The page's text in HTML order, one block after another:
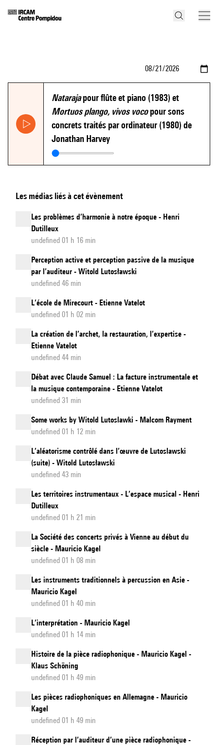
Natarajapour flûte et piano (1983) et
Mortuos plango, vivos vocopour sons
concrets traités par ordinateur (1980) de
Jonathan Harvey
Les médias liés à cet évènement
Les problèmes d’harmonie à notre époque - Henri
Dutilleux
undefined 01 h 16 min
Perception active et perception passive de la musique
par l’auditeur - Witold Lutosławski
undefined 46 min
L’école de Mirecourt - Etienne Vatelot
undefined 01 h 02 min
La création de l’archet, la restauration, l’expertise -
Etienne Vatelot
undefined 44 min
Débat avec Claude Samuel : La facture instrumentale et
la musique contemporaine - Etienne Vatelot
undefined 31 min
Some works by Witold Lutoslawki - Malcom Rayment
undefined 01 h 12 min
L’aléatorisme contrôlé dans l’œuvre de Lutoslawski
(suite) - Witold Lutosławski
undefined 43 min
Les territoires instrumentaux - L’espace musical - Henri
Dutilleux
undefined 01 h 21 min
La Société des concerts privés à Vienne au début du
siècle - Mauricio Kagel
undefined 01 h 08 min
Les instruments traditionnels à percussion en Asie -
Mauricio Kagel
undefined 01 h 40 min
L’interprétation - Mauricio Kagel
undefined 01 h 14 min
Histoire de la pièce radiophonique - Mauricio Kagel -
Klaus Schöning
undefined 01 h 49 min
Les pièces radiophoniques en Allemagne - Mauricio
Kagel
undefined 01 h 49 min
Réception par l’auditeur d’une pièce radiophonique -